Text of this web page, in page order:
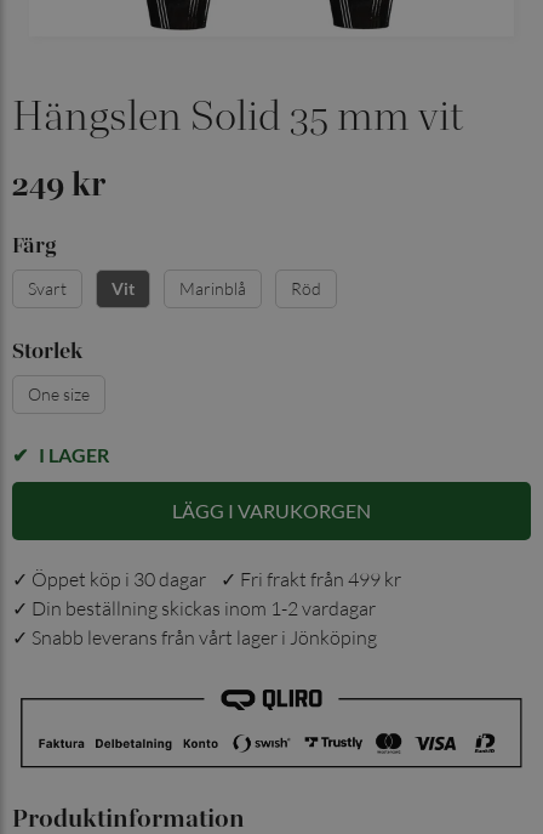
Hängslen Solid 35 mm vit
249 kr
Färg
Svart Vit Marinblå Röd
Storlek
One size
I LAGER
LÄGG I VARUKORGEN
✓ Öppet köp i 30 dagar ✓ Fri frakt från 499 kr
✓ Din beställning skickas inom 1-2 vardagar
✓ Snabb leverans från vårt lager i Jönköping
Produktinformation